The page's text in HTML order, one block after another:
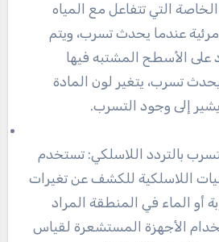
الخاصة التي تتفاعل مع المياه
مرئية عندما يحدث تسرب، ويتم
على الأسطح المشتبه فيها
تسرب، يتغير لون المادة
إلى وجود التسرب.
بالتردد اللاسلكي: تستخدم
اللاسلكية للكشف عن تغيرات
أو الماء في المنطقة المراد
الأجهزة المستشعرة لقياس